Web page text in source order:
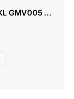
Majica sa okruglim izrezom ModeXL GMV005 Bela